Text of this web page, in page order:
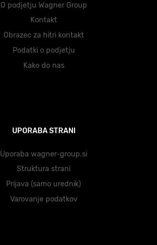
O podjetju Wagner Group
Kontakt
Obrazec za hitri kontakt
Podatki o podjetju
Kako do nas
UPORABA STRANI
Uporaba wagner-group.si
Struktura strani
Prijava (samo urednik)
Varovanje podatkov